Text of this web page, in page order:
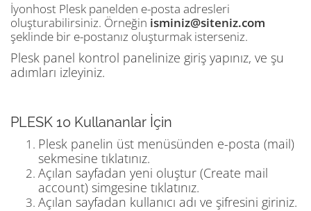
İyonhost Plesk panelden e-posta adresleri
oluşturabilirsiniz. Örneğin isminiz@siteniz.com
şeklinde bir e-postanız oluşturmak isterseniz.
Plesk panel kontrol panelinize giriş yapınız, ve şu
adımları izleyiniz.
PLESK 10 Kullananlar İçin
Plesk panelin üst menüsünden e-posta (mail)
sekmesine tıklatınız.
Açılan sayfadan yeni oluştur (Create mail
account) simgesine tıklatınız.
Açılan sayfadan kullanıcı adı ve şifresini giriniz.